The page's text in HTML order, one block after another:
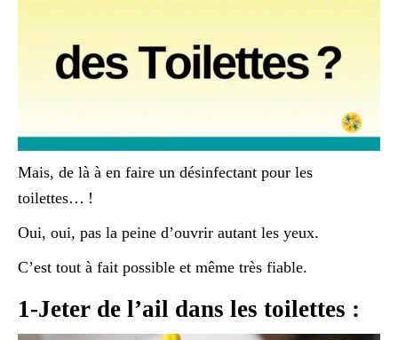
Mais, de là à en faire un désinfectant pour les
toilettes… !
Oui, oui, pas la peine d’ouvrir autant les yeux.
C’est tout à fait possible et même très fiable.
1-Jeter de l’ail dans les toilettes :